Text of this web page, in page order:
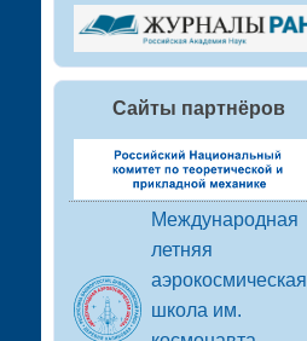
Сайты партнёров
Международная
летняя
аэрокосмическая
школа им.